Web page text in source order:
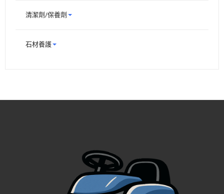
清潔劑/保養劑
石材養護